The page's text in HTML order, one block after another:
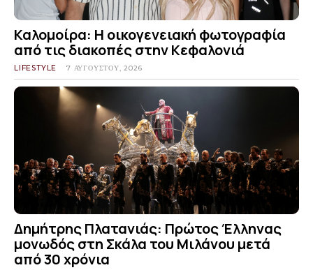
Καλομοίρα: Η οικογενειακή φωτογραφία
από τις διακοπές στην Κεφαλονιά
LIFESTYLE 7 ΑΥΓΟΎΣΤΟΥ, 2026
Δημήτρης Πλατανιάς: Πρώτος Έλληνας
μονωδός στη Σκάλα του Μιλάνου μετά
από 30 χρόνια